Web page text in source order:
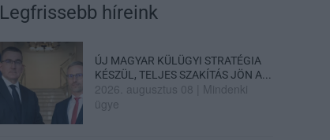
Legfrissebb híreink
ÚJ MAGYAR KÜLÜGYI STRATÉGIA
KÉSZÜL, TELJES SZAKÍTÁS JÖN A...
2026. augusztus 08
Mindenki
ügye